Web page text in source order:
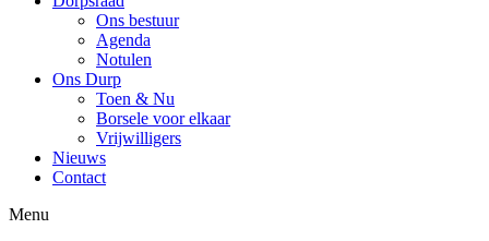
Ons bestuur
Agenda
Notulen
Ons Durp
Toen & Nu
Borsele voor elkaar
Vrijwilligers
Nieuws
Contact
Menu